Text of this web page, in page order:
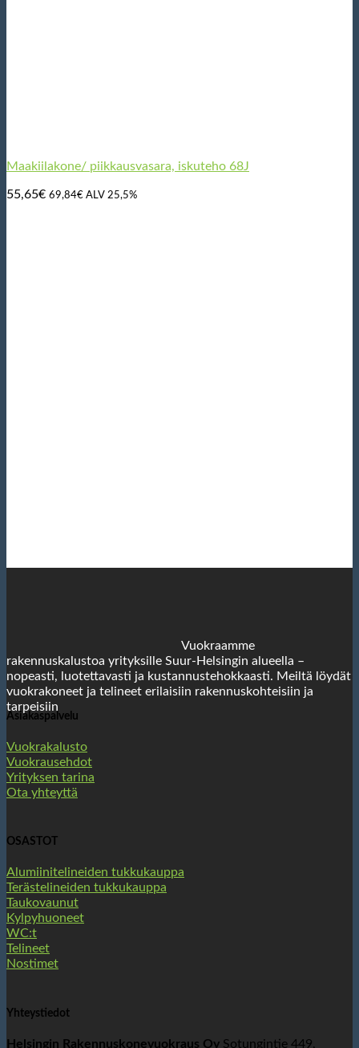
Maakiilakone/ piikkausvasara, iskuteho 68J
55,65€ 69,84€ ALV 25,5%
Vuokraamme
rakennuskalustoa yrityksille Suur-Helsingin alueella –
nopeasti, luotettavasti ja kustannustehokkaasti. Meiltä löydät
vuokrakoneet ja telineet erilaisiin rakennuskohteisiin ja
tarpeisiin
Asiakaspalvelu
Vuokrakalusto
Vuokrausehdot
Yrityksen tarina
Ota yhteyttä
OSASTOT
Alumiinitelineiden tukkukauppa
Terästelineiden tukkukauppa
Taukovaunut
Kylpyhuoneet
WC:t
Telineet
Nostimet
Yhteystiedot
Helsingin Rakennuskonevuokraus Oy Sotungintie 449,